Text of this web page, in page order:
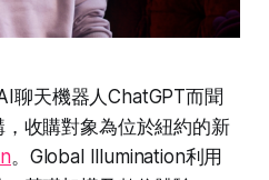
聊天機器人ChatGPT而聞
收購對象為位於紐約的新
。Global Illumination利用